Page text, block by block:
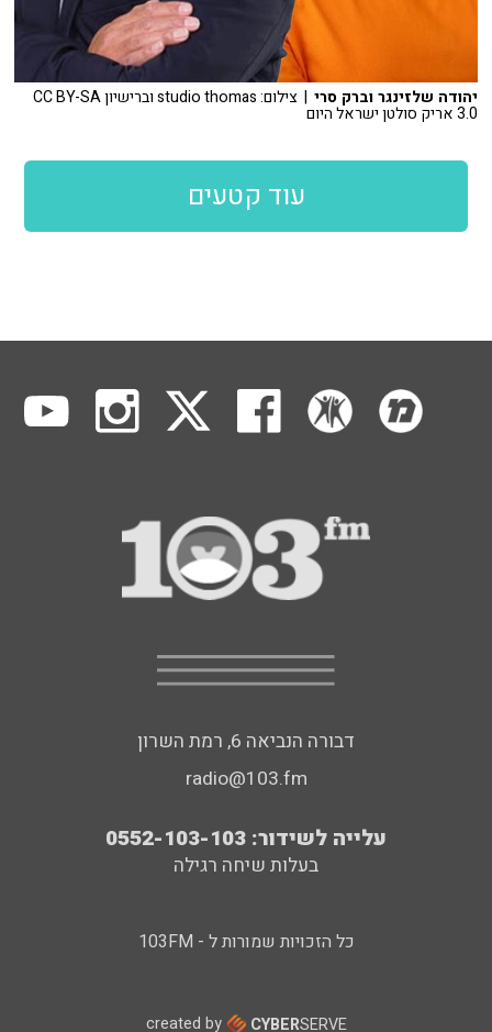
יהודה שלזינגר וברק סרי | צילום: studio thomas וברישיון CC BY-SA
3.0 אריק סולטן ישראל היום
עוד קטעים
דבורה הנביאה 6, רמת השרון
radio@103.fm
עלייה לשידור: 0552-103-103
בעלות שיחה רגילה
כל הזכויות שמורות ל - 103FM
created by CYBERSERVE